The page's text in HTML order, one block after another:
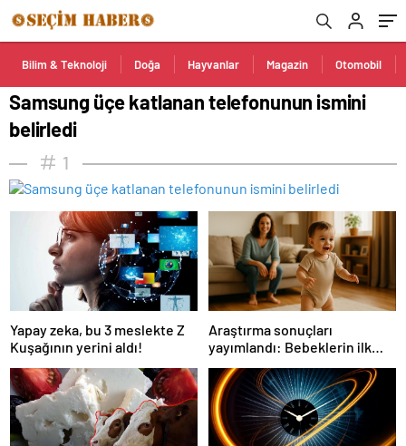
Bilim & Teknoloji Doğa Hayvanlar Magazin Otomobil
Samsung üçe katlanan telefonunun ismini
belirledi
1
Yapay zeka, bu 3 meslekte Z
Kuşağının yerini aldı!
Araştırma sonuçları
yayımlandı: Bebeklerin ilk
adımında genetik ve çevre
etkisi